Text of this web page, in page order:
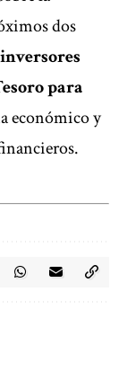
dos
para
económico y